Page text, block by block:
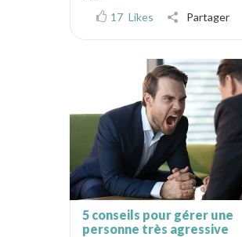
17 Likes Partager
5 conseils pour gérer une
personne très agressive